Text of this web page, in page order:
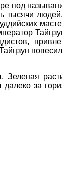
под
тысячи
за